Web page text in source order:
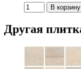
Другая